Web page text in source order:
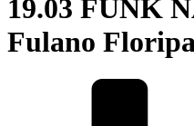
19.03 FUNK
Fulano